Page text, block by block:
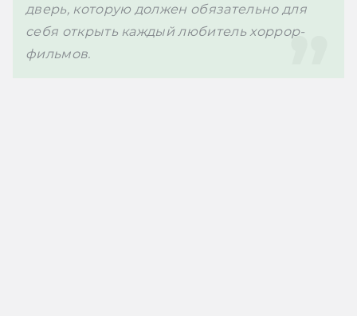
дверь, которую должен обязательно для
себя открыть каждый любитель хоррор-
фильмов.